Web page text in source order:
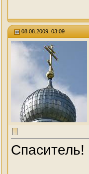
08.08.2009, 03:09
Спаситель!